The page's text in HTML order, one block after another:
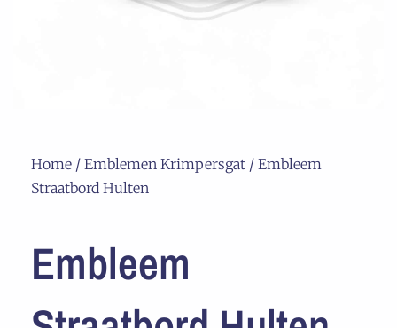
Home / Emblemen Krimpersgat / Embleem
Straatbord Hulten
Embleem